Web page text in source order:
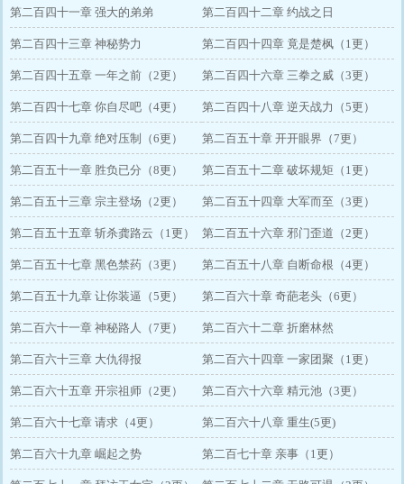
第二百四十一章 强大的弟弟 第二百四十二章 约战之日
第二百四十三章 神秘势力 第二百四十四章 竟是楚枫（1更）
第二百四十五章 一年之前（2更） 第二百四十六章 三拳之威（3更）
第二百四十七章 你自尽吧（4更） 第二百四十八章 逆天战力（5更）
第二百四十九章 绝对压制（6更） 第二百五十章 开开眼界（7更）
第二百五十一章 胜负已分（8更） 第二百五十二章 破坏规矩（1更）
第二百五十三章 宗主登场（2更） 第二百五十四章 大军而至（3更）
第二百五十五章 斩杀龚路云（1更） 第二百五十六章 邪门歪道（2更）
第二百五十七章 黑色禁药（3更） 第二百五十八章 自断命根（4更）
第二百五十九章 让你装逼（5更） 第二百六十章 奇葩老头（6更）
第二百六十一章 神秘路人（7更） 第二百六十二章 折磨林然
第二百六十三章 大仇得报 第二百六十四章 一家团聚（1更）
第二百六十五章 开宗祖师（2更） 第二百六十六章 精元池（3更）
第二百六十七章 请求（4更） 第二百六十八章 重生(5更)
第二百六十九章 崛起之势 第二百七十章 亲事（1更）